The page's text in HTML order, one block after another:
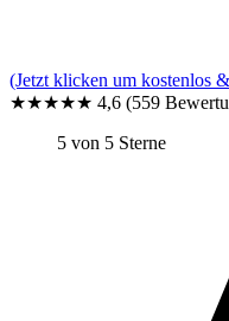
(Jetzt klicken um kostenlos
★★★★★ 4,6 (559
5 von 5 Sterne